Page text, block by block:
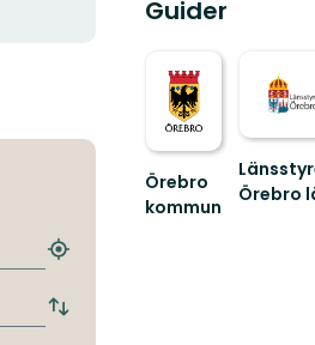
Hitta
hållplats
Byt
Guider
Örebro
kommun
Örebro